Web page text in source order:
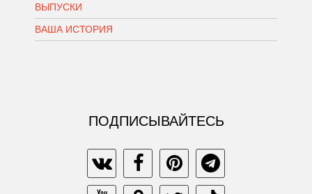
ВЫПУСКИ
ВАША ИСТОРИЯ
ПОДПИСЫВАЙТЕСЬ